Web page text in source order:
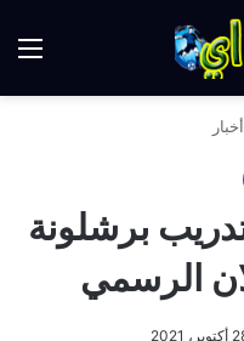
أخبار
برشلونة
الرسمي
2021